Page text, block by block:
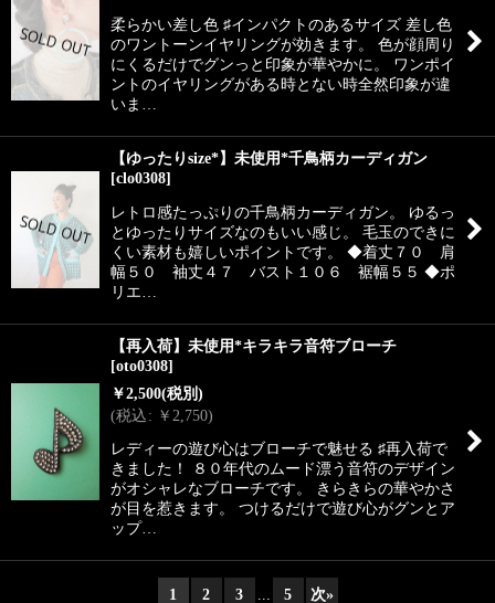
柔らかい差し色 ♯インパクトのあるサイズ 差し色
のワントーンイヤリングが効きます。 色が顔周り
にくるだけでグンっと印象が華やかに。 ワンポイ
ントのイヤリングがある時とない時全然印象が違
いま…
【ゆったりsize*】未使用*千鳥柄カーディガン
[clo0308]
レトロ感たっぷりの千鳥柄カーディガン。 ゆるっ
とゆったりサイズなのもいい感じ。 毛玉のできに
くい素材も嬉しいポイントです。 ◆着丈７０ 肩
幅５０ 袖丈４７ バスト１０６ 裾幅５５ ◆ポ
リエ…
【再入荷】未使用*キラキラ音符ブローチ
[oto0308]
￥2,500(税別)
(税込: ￥ 2,750)
レディーの遊び心はブローチで魅せる ♯再入荷で
きました！ ８０年代のムード漂う音符のデザイン
がオシャレなブローチです。 きらきらの華やかさ
が目を惹きます。 つけるだけで遊び心がグンとア
ップ…
1 2 3 5 次»